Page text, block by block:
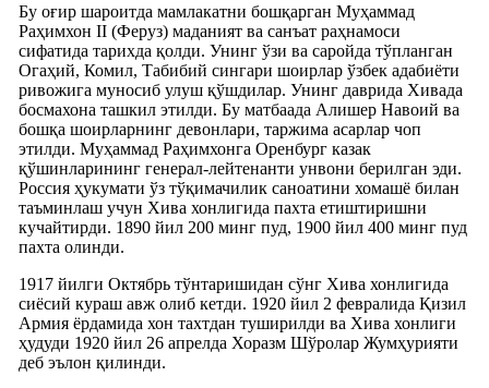
Бу оғир шароитда мамлакатни бошқарган Муҳаммад
Раҳимхон II (Феруз) маданият ва санъат раҳнамоси
сифатида тарихда қолди. Унинг ўзи ва саройда тўпланган
Огаҳий, Комил, Табибий сингари шоирлар ўзбек адабиёти
ривожига муносиб улуш қўшдилар. Унинг даврида Хивада
босмахона ташкил этилди. Бу матбаада Алишер Навоий ва
бошқа шоирларнинг девонлари, таржима асарлар чоп
этилди. Муҳаммад Раҳимхонга Оренбург казак
қўшинларининг генерал-лейтенанти унвони берилган эди.
Россия ҳукумати ўз тўқимачилик саноатини хомашё билан
таъминлаш учун Хива хонлигида пахта етиштиришни
кучайтирди. 1890 йил 200 минг пуд, 1900 йил 400 минг пуд
пахта олинди.
1917 йилги Октябрь тўнтаришидан сўнг Хива хонлигида
сиёсий кураш авж олиб кетди. 1920 йил 2 февралида Қизил
Армия ёрдамида хон тахтдан туширилди ва Хива хонлиги
ҳудуди 1920 йил 26 апрелда Хоразм Шўролар Жумҳурияти
деб эълон қилинди.